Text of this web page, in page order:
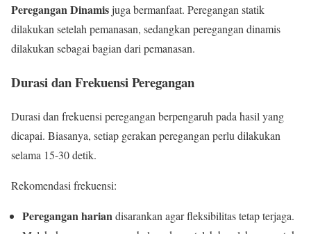
Peregangan Dinamisjuga bermanfaat. Peregangan statik
dilakukan setelah pemanasan, sedangkan peregangan dinamis
dilakukan sebagai bagian dari pemanasan.
Durasi dan Frekuensi Peregangan
Durasi dan frekuensi peregangan berpengaruh pada hasil yang
dicapai. Biasanya, setiap gerakan peregangan perlu dilakukan
selama 15-30 detik.
Rekomendasi frekuensi:
Peregangan harian disarankan agar fleksibilitas tetap terjaga.